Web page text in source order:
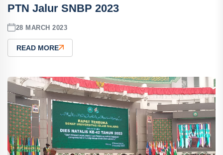
PTN Jalur SNBP 2023
28 MARCH 2023
READ MORE